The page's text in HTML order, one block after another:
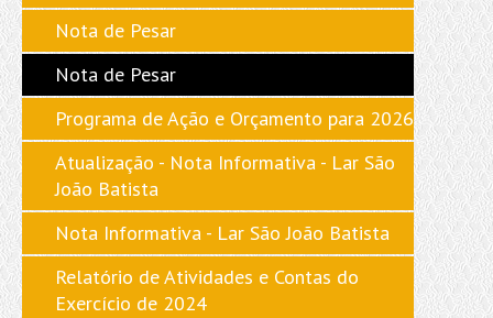
Nota de Pesar
Nota de Pesar
Programa de Ação e Orçamento para 2026
Atualização - Nota Informativa - Lar São
João Batista
Nota Informativa - Lar São João Batista
Relatório de Atividades e Contas do
Exercício de 2024